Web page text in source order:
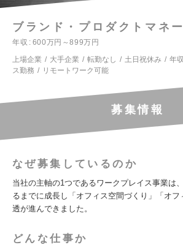
ブランド・プロダクトマネ
年収
600万円～899万円
上場企業
大手企業 転勤なし 土日祝休み 年
ス勤務
リモートワーク可能
募集情報
なぜ募集しているのか
当社の主軸の1つであるワークプレイス事業は
るまでに成⻑し「オフィス空間づくり」「オ
透が進んできました。
どんな仕事か